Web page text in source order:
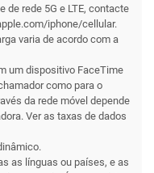
de rede 5G e LTE, contacte
iphone/cellular.
varia de acordo com a
um dispositivo FaceTime
como para o
da rede móvel depende
Ver as taxas de dados
as línguas ou países, e as